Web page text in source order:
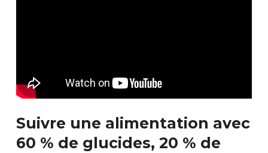
Suivre une alimentation avec
60 % de glucides, 20 % de